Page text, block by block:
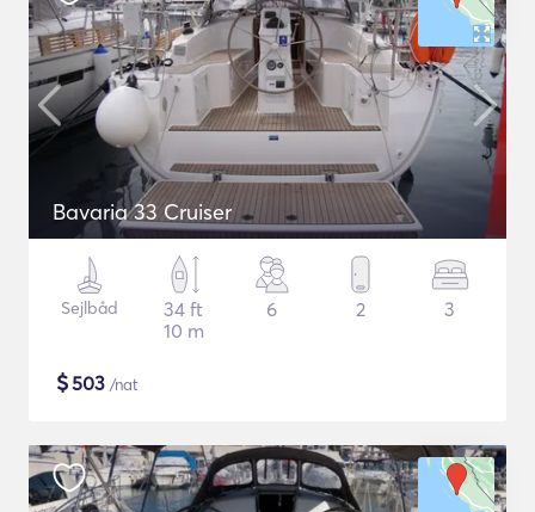
Bavaria 33 Cruiser
Sejlbåd
34 ft
10 m
6 2 3
$503 /nat